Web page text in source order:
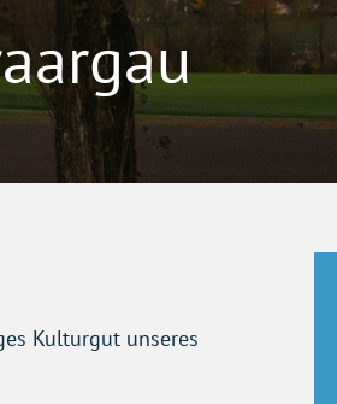
Kulturgut unseres